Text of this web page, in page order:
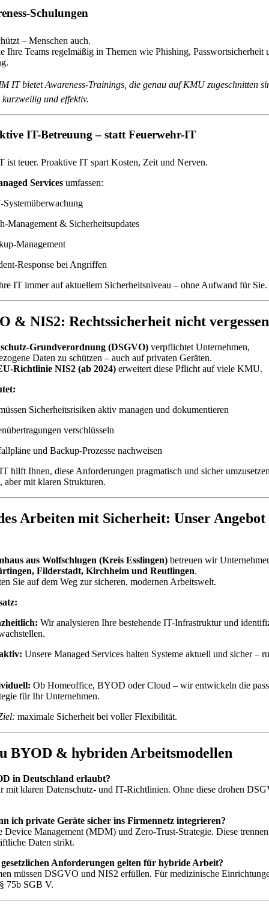
Schulungen
– Menschen auch.
Ihre Teams regelmäßig in Themen wie Phishing, Passwortsicherheit
IT bietet Awareness-Trainings, die genau auf KMU zugeschnitten
und effektiv.
IT-Betreuung – statt Feuerwehr-IT
ist teuer. Proaktive IT spart Kosten, Zeit und Nerven.
Services umfassen:
Systemüberwachung
Management & Sicherheitsupdates
Management
Response bei Angriffen
IT immer auf aktuellem Sicherheitsniveau – ohne Aufwand für Sie.
& NIS2: Rechtssicherheit nicht vergessen
Grundverordnung (DSGVO) verpflichtet Unternehmen,
Daten zu schützen – auch auf privaten Geräten.
Richtlinie NIS2 (ab 2024) erweitert diese Pflicht auf viele KMU.
Sicherheitsrisiken aktiv managen und dokumentieren
verschlüsseln
und Backup-Prozesse nachweisen
hilft Ihnen, diese Anforderungen pragmatisch und sicher
aber mit klaren Strukturen.
Arbeiten mit Sicherheit: Unser
aus Wolfschlugen (Kreis Esslingen) betreuen wir
Filderstadt, Kirchheim und Reutlingen.
Sie auf dem Weg zur sicheren, modernen Arbeitswelt.
Wir analysieren Ihre bestehende IT-Infrastruktur und
Unsere Managed Services halten Systeme aktuell und sicher –
Ob Homeoffice, BYOD oder Cloud – wir entwickeln die
für Ihr Unternehmen.
maximale Sicherheit bei voller Flexibilität.
BYOD & hybriden Arbeitsmodellen
in Deutschland erlaubt?
mit klaren Datenschutz- und IT-Richtlinien. Ohne diese drohen
ich private Geräte sicher ins Firmennetz integrieren?
Management (MDM) und Zero-Trust-Strategie. Diese
Daten strikt.
gesetzlichen Anforderungen gelten für hybride Arbeit?
müssen DSGVO und NIS2 erfüllen. Für medizinische
75b SGB V.